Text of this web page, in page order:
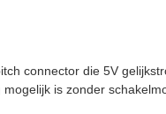
connector die 5V
is zonder